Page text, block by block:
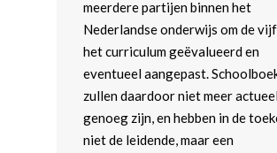
meerdere partijen binnen het
Nederlandse onderwijs om de
het curriculum geëvalueerd en
eventueel aangepast.
zullen daardoor niet meer
genoeg zijn, en hebben in de
niet de leidende, maar een
Meld je